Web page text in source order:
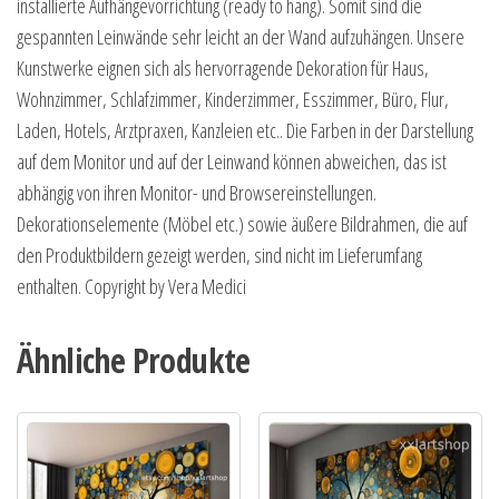
gespannten Leinwände sehr leicht an der Wand aufzuhängen. Unsere
Kunstwerke eignen sich als hervorragende Dekoration für Haus,
Wohnzimmer, Schlafzimmer, Kinderzimmer, Esszimmer, Büro, Flur,
Laden, Hotels, Arztpraxen, Kanzleien etc.. Die Farben in der Darstellung
auf dem Monitor und auf der Leinwand können abweichen, das ist
abhängig von ihren Monitor- und Browsereinstellungen.
Dekorationselemente (Möbel etc.) sowie äußere Bildrahmen, die auf
den Produktbildern gezeigt werden, sind nicht im Lieferumfang
enthalten. Copyright by Vera Medici
Ähnliche Produkte